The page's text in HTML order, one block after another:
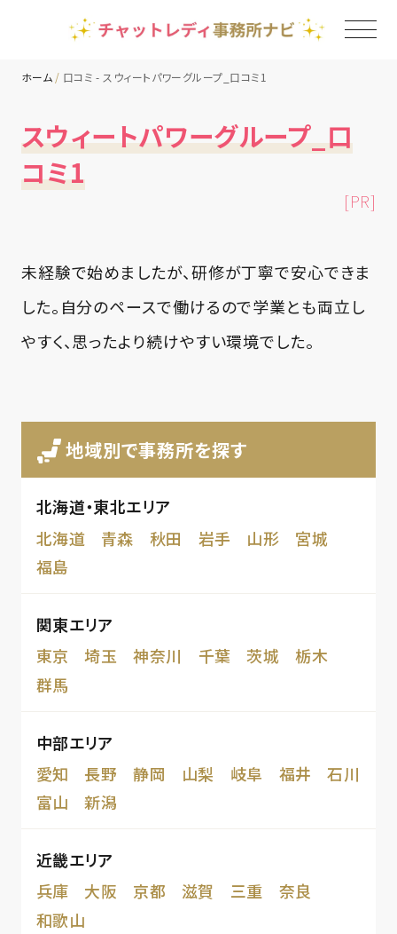
チャットレディ事務所一覧
コラム
ホーム 口コミ - スウィートパワーグループ_口コミ1
スウィートパワーグループ_口
コミ1
[PR]
未経験で始めましたが、研修が丁寧で安心できま
した。自分のペースで働けるので学業とも両立し
やすく、思ったより続けやすい環境でした。
地域別で事務所を探す
北海道・東北エリア
北海道
青森 秋田 岩手 山形
宮城
福島
関東エリア
東京
埼玉 神奈川 千葉 茨城
栃木
群馬
中部エリア
愛知
長野 静岡 山梨 岐阜 福井
石川
富山
新潟
近畿エリア
兵庫
大阪 京都 滋賀 三重
奈良
和歌山